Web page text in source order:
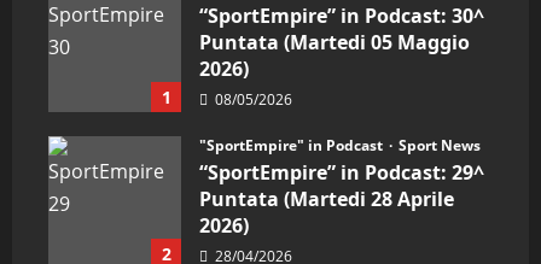
1
“SportEmpire” in Podcast: 30^
Puntata (Martedi 05 Maggio
2026)
08/05/2026
2
"SportEmpire" in Podcast Sport News
“SportEmpire” in Podcast: 29^
Puntata (Martedi 28 Aprile
2026)
28/04/2026